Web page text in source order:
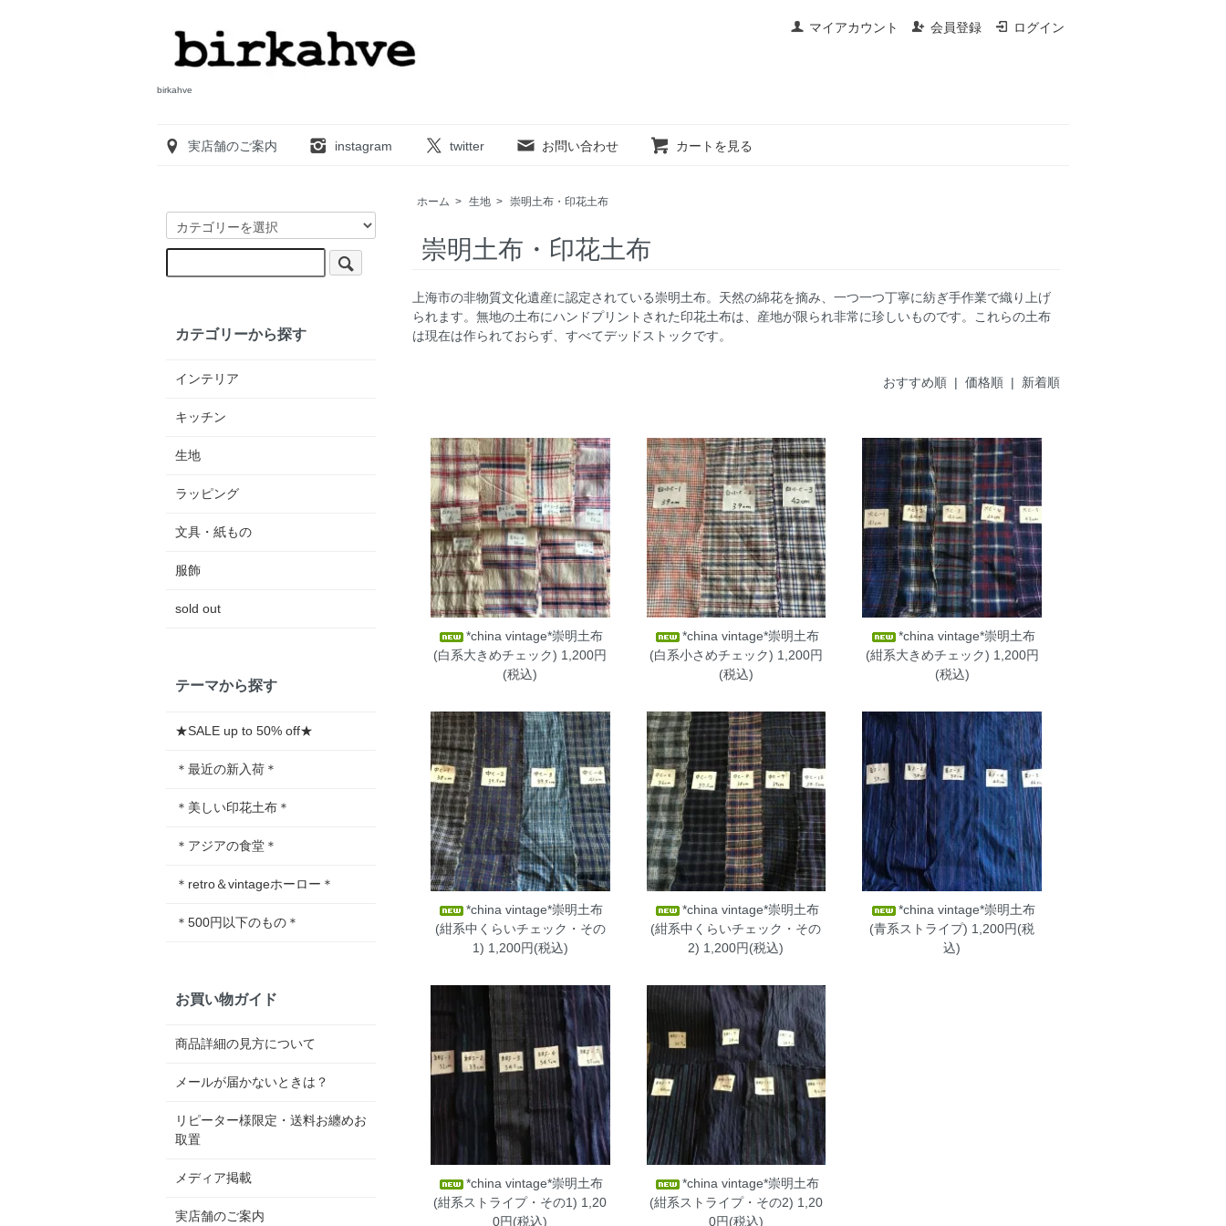
マイアカウント 会員登録 ログイン
birkahve
実店舗のご案内 instagram twitter お問い合わせ カートを見る
ホーム > 生地 > 崇明土布・印花土布
崇明土布・印花土布
上海市の非物質文化遺産に認定されている崇明土布。天然の綿花を摘み、一つ一つ丁寧に紡ぎ手作業で織り上げ
られます。無地の土布にハンドプリントされた印花土布は、産地が限られ非常に珍しいものです。これらの土布
は現在は作られておらず、すべてデッドストックです。
おすすめ順 | 価格順 | 新着順
*china vintage*崇明土布
(白系大きめチェック) 1,200円
(税込)
*china vintage*崇明土布
(白系小さめチェック) 1,200円
(税込)
*china vintage*崇明土布
(紺系大きめチェック) 1,200円
(税込)
*china vintage*崇明土布
(紺系中くらいチェック・その
1) 1,200円(税込)
*china vintage*崇明土布
(紺系中くらいチェック・その
2) 1,200円(税込)
*china vintage*崇明土布
(青系ストライプ) 1,200円(税
込)
*china vintage*崇明土布
(紺系ストライプ・その1) 1,20
0円(税込)
*china vintage*崇明土布
(紺系ストライプ・その2) 1,20
0円(税込)
カテゴリーから探す
インテリア
キッチン
生地
ラッピング
文具・紙もの
服飾
sold out
テーマから探す
★SALE up to 50% off★
＊最近の新入荷＊
＊美しい印花土布＊
＊アジアの食堂＊
＊retro＆vintageホーロー＊
＊500円以下のもの＊
お買い物ガイド
商品詳細の見方について
メールが届かないときは？
リピーター様限定・送料お纏めお
取置
メディア掲載
実店舗のご案内